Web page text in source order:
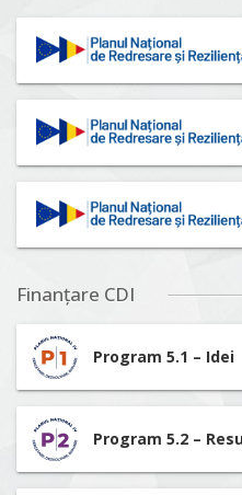
Finanțare CDI
Program 5.1 – Idei
Program 5.2 –